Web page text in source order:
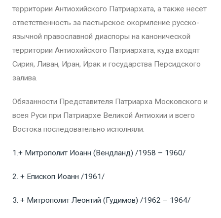
территории Антиохийского Патриархата, а также несет
ответственность за пастырское окормление русско-
язычной православной диаспоры на канонической
территории Антиохийского Патриархата, куда входят
Сирия, Ливан, Иран, Ирак и государства Персидского
залива.
Обязанности Представителя Патриарха Московского и
всея Руси при Патриархе Великой Антиохии и всего
Востока последовательно исполняли:
1.+ Митрополит Иоанн (Вендланд) /1958 – 1960/
2. + Епископ Иоанн /1961/
3. + Митрополит Леонтий (Гудимов) /1962 – 1964/